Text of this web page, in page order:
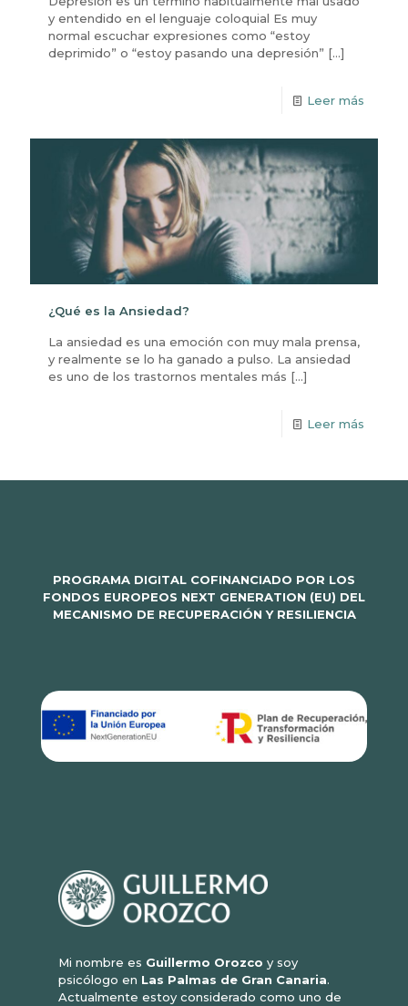
y entendido en el lenguaje coloquial Es muy
normal escuchar expresiones como “estoy
deprimido” o “estoy pasando una depresión” […]
Leer más
¿Qué es la Ansiedad?
La ansiedad es una emoción con muy mala prensa,
y realmente se lo ha ganado a pulso. La ansiedad
es uno de los trastornos mentales más […]
Leer más
PROGRAMA DIGITAL COFINANCIADO POR LOS
FONDOS EUROPEOS NEXT GENERATION (EU) DEL
MECANISMO DE RECUPERACIÓN Y RESILIENCIA
Mi nombre es Guillermo Orozco y soy
psicólogo en Las Palmas de Gran Canaria.
Actualmente estoy considerado como uno de